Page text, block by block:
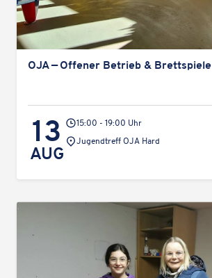
OJA — Offener Betrieb & Brettspiele
13
AUG
15:00 - 19:00 Uhr
Veranstaltungsort:
Jugend­treff OJA Hard